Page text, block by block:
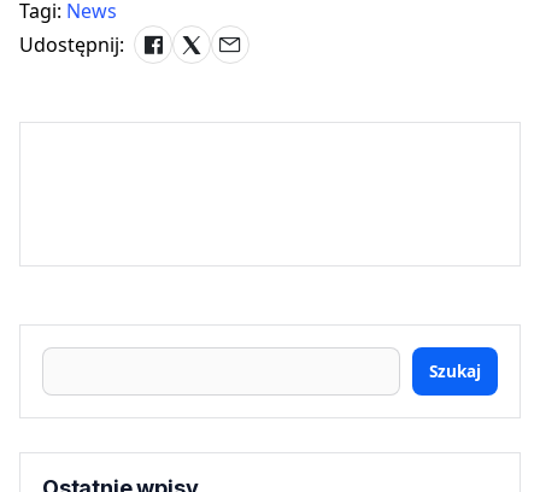
Tagi: News
Udostępnij:
Szukaj